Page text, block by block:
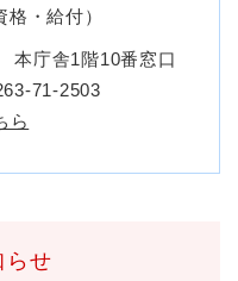
・給付）
本庁舎1階10番窓口
71-2503
ら
らせ